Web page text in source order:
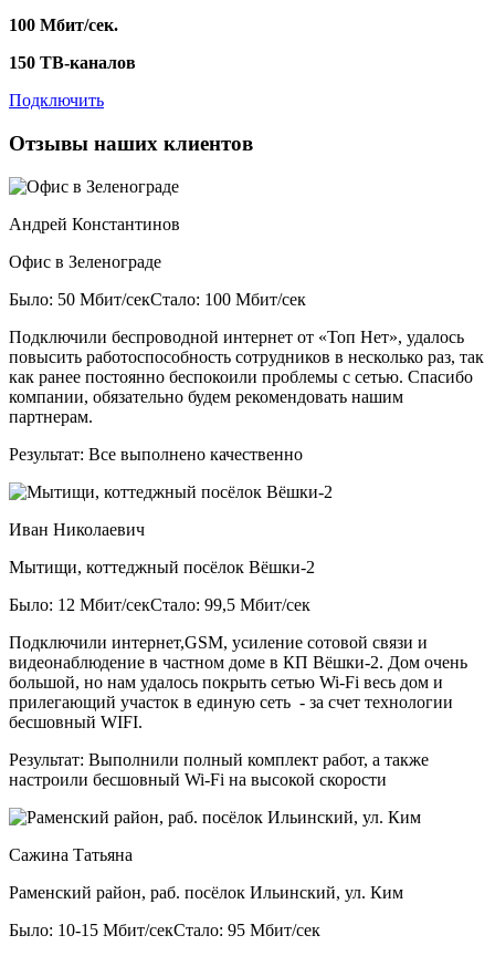
100 Мбит/сек.
150 ТВ-каналов
Подключить
Отзывы наших клиентов
Андрей Константинов
Офис в Зеленограде
Было: 50 Мбит/секСтало: 100 Мбит/сек
Подключили беспроводной интернет от «Топ Нет», удалось
повысить работоспособность сотрудников в несколько раз, так
как ранее постоянно беспокоили проблемы с сетью. Спасибо
компании, обязательно будем рекомендовать нашим
партнерам.
Результат: Все выполнено качественно
Иван Николаевич
Мытищи, коттеджный посёлок Вёшки-2
Было: 12 Мбит/секСтало: 99,5 Мбит/сек
Подключили интернет,GSM, усиление сотовой связи и
видеонаблюдение в частном доме в КП Вёшки-2. Дом очень
большой, но нам удалось покрыть сетью Wi-Fi весь дом и
прилегающий участок в единую сеть - за счет технологии
бесшовный WIFI.
Результат: Выполнили полный комплект работ, а также
настроили бесшовный Wi-Fi на высокой скорости
Сажина Татьяна
Раменский район, раб. посёлок Ильинский, ул. Ким
Было: 10-15 Мбит/секСтало: 95 Мбит/сек